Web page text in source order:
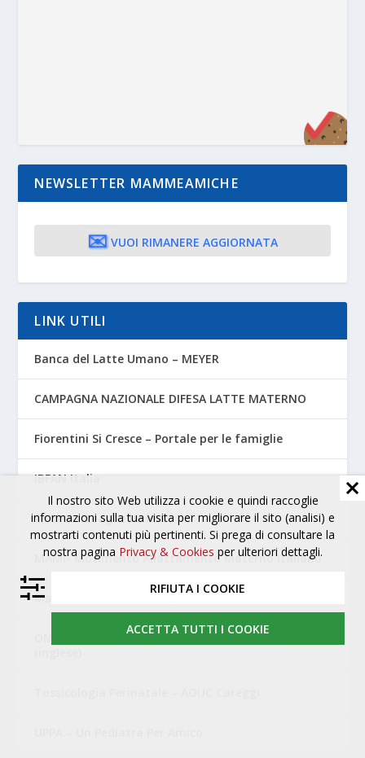
NEWSLETTER MAMMEAMICHE
✉️ VUOI RIMANERE AGGIORNATA
LINK UTILI
Banca del Latte Umano – MEYER
CAMPAGNA NAZIONALE DIFESA LATTE MATERNO
Fiorentini Si Cresce – Portale per le famiglie
IBFAN Italia
La Leche League Italia
MAMI- Movimento Allattamento Materno Italiano
Mamme Amiche di Campi Bisenzio
OMS – Organizzazione Mondiale della Sanità
Il nostro sito Web utilizza i cookie e quindi raccoglie
informazioni sulla tua visita per migliorare il sito (analisi) e
mostrarti contenuti più pertinenti. Si prega di consultare la
nostra pagina Privacy & Cookies per ulteriori dettagli.
RIFIUTA I COOKIE
ACCETTA TUTTI I COOKIE